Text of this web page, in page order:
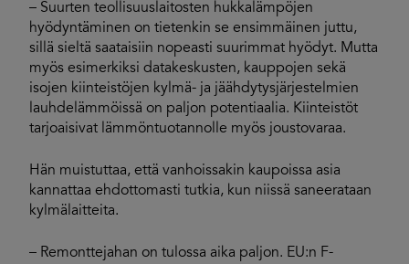
– Suurten teollisuuslaitosten hukkalämpöjen
hyödyntäminen on tietenkin se ensimmäinen juttu,
sillä sieltä saataisiin nopeasti suurimmat hyödyt. Mutta
myös esimerkiksi datakeskusten, kauppojen sekä
isojen kiinteistöjen kylmä- ja jäähdytysjärjestelmien
lauhdelämmöissä on paljon potentiaalia. Kiinteistöt
tarjoaisivat lämmöntuotannolle myös joustovaraa.
Hän muistuttaa, että vanhoissakin kaupoissa asia
kannattaa ehdottomasti tutkia, kun niissä saneerataan
kylmälaitteita.
– Remonttejahan on tulossa aika paljon. EU:n F-